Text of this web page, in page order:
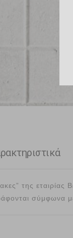
της
σύμφωνα